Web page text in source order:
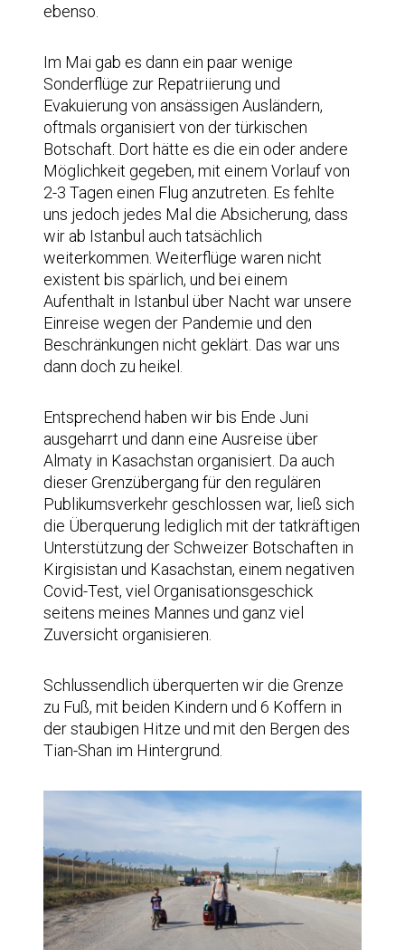
ebenso.
Im Mai gab es dann ein paar wenige
Sonderflüge zur Repatriierung und
Evakuierung von ansässigen Ausländern,
oftmals organisiert von der türkischen
Botschaft. Dort hätte es die ein oder andere
Möglichkeit gegeben, mit einem Vorlauf von
2-3 Tagen einen Flug anzutreten. Es fehlte
uns jedoch jedes Mal die Absicherung, dass
wir ab Istanbul auch tatsächlich
weiterkommen. Weiterflüge waren nicht
existent bis spärlich, und bei einem
Aufenthalt in Istanbul über Nacht war unsere
Einreise wegen der Pandemie und den
Beschränkungen nicht geklärt. Das war uns
dann doch zu heikel.
Entsprechend haben wir bis Ende Juni
ausgeharrt und dann eine Ausreise über
Almaty in Kasachstan organisiert. Da auch
dieser Grenzübergang für den regulären
Publikumsverkehr geschlossen war, ließ sich
die Überquerung lediglich mit der tatkräftigen
Unterstützung der Schweizer Botschaften in
Kirgisistan und Kasachstan, einem negativen
Covid-Test, viel Organisationsgeschick
seitens meines Mannes und ganz viel
Zuversicht organisieren.
Schlussendlich überquerten wir die Grenze
zu Fuß, mit beiden Kindern und 6 Koffern in
der staubigen Hitze und mit den Bergen des
Tian-Shan im Hintergrund.